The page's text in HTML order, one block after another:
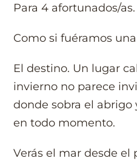
Para 4 afortunados/as.
Como si fuéramos
El destino. Un lugar
invierno no parece
donde sobra el
en todo momento.
Verás el mar desde